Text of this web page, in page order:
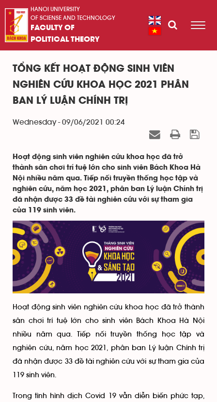
HANOI UNIVERSITY
OF SCIENSE AND TECHNOLOGY
FACULTY OF
POLITICAL THEORY
TỔNG KẾT HOẠT ĐỘNG SINH VIÊN
NGHIÊN CỨU KHOA HỌC 2021 PHÂN
BAN LÝ LUẬN CHÍNH TRỊ
Wednesday - 09/06/2021 00:24
Hoạt động sinh viên nghiên cứu khoa học đã trở
thành sân chơi trí tuệ lớn cho sinh viên Bách Khoa Hà
Nội nhiều năm qua. Tiếp nối truyền thống học tập và
nghiên cứu, năm học 2021, phân ban Lý luận Chính trị
đã nhận được 33 đề tài nghiên cứu với sự tham gia
của 119 sinh viên.
Hoạt động sinh viên nghiên cứu khoa học đã trở thành
sân chơi trí tuệ lớn cho sinh viên Bách Khoa Hà Nội
nhiều năm qua. Tiếp nối truyền thống học tập và
nghiên cứu, năm học 2021, phân ban Lý luận Chính trị
đã nhận được 33 đề tài nghiên cứu với sự tham gia của
119 sinh viên.
Trong tình hình dịch Covid 19 vẫn diễn biến phức tạp,